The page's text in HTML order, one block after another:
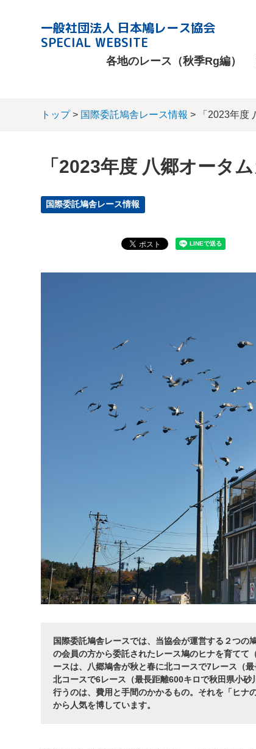
一般社団法人 日本鳩レース協会
SPECIAL WEBSITE
各地のレース（秋季Rg編）
トップ> 国際委託鳩舎レース情報 > 「2023年度
「2023年度 八郷オータ
国際委託鳩舎レース情報
国際委託鳩舎レースでは、当協会が運営する２つの
の会員の方から委託されたレース鳩のヒナを育てて
ースは、八郷鳩舎が秋と春に北コースで7レース（
北コースで6レース（最長距離600キロで秋田県小
行うのは、費用と手間のかかるもの。それを「ヒナ
から人気を博しています。